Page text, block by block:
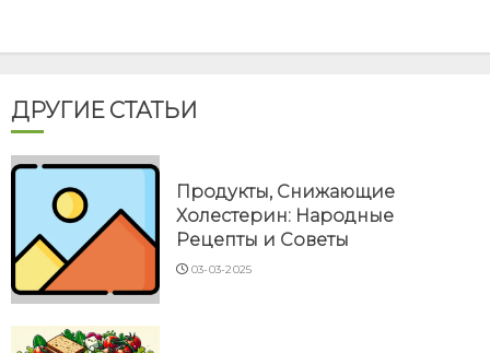
ДРУГИЕ СТАТЬИ
Продукты, Снижающие
Холестерин: Народные
Рецепты и Советы
03-03-2025